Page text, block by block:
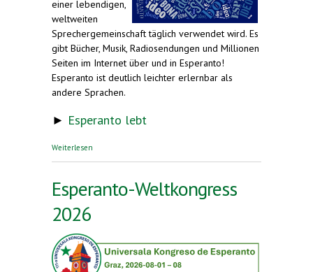
einer lebendigen,
weltweiten
Sprechergemeinschaft täglich verwendet wird. Es
gibt Bücher, Musik, Radiosendungen und Millionen
Seiten im Internet über und in Esperanto!
Esperanto ist deutlich leichter erlernbar als
andere Sprachen.
► Esperanto lebt
Weiterlesen
Esperanto-Weltkongress
2026